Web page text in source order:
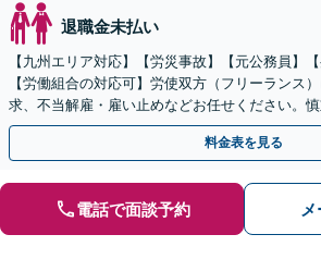
退職金未払い
【九州エリア対応】【労災事故】【元公務員】
【労働組合の対応可】労使双方（フリーランス
求、不当解雇・雇い止めなどお任せください。
決へと進めます。
料金表を見る
電話で面談予約